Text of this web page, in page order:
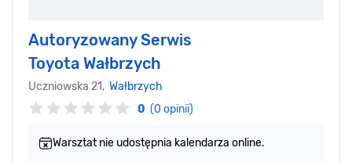
Autoryzowany Serwis
Toyota Wałbrzych
Uczniowska 21, Wałbrzych
0 (0 opinii)
Warsztat nie udostępnia kalendarza online.